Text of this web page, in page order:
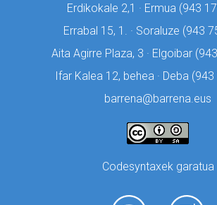
Erdikokale 2,1 · Ermua (943
Errabal 15, 1. · Soraluze (943
Aita Agirre Plaza, 3 · Elgoibar (
Ifar Kalea 12, behea · Deba (943
barrena@barrena.eus
Codesyntaxek garatua